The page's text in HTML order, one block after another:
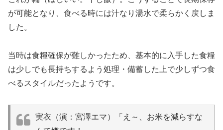
が可能となり、食べる時には汁なり湯水で柔らかく戻しま
した。
当時は食糧確保が難しかったため、基本的に入手した食糧
は少しでも長持ちするよう処理・備蓄した上で少しずつ食
べるスタイルだったようです。
実衣（演：宮澤エマ）「え～、お米を減らすな